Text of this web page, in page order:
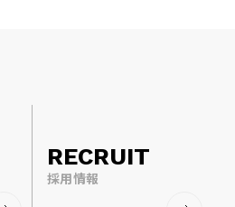
RECRUIT
採用情報